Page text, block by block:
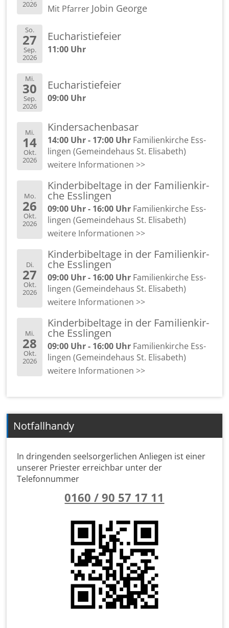
2026
Mit Pfar­rer Jobin Ge­or­ge
So.
27
Sep.
2026
Eu­cha­ris­tie­fei­er
11:00 Uhr
Mi.
30
Sep.
2026
Eu­cha­ris­tie­fei­er
09:00 Uhr
Mi.
14
Okt.
2026
Kin­der­sa­chen­ba­sar
14:00 Uhr - 17:00 Uhr Fa­mi­li­en­kir­che Ess­
lin­gen (Ge­mein­de­haus St. Eli­sa­beth)
wei­te­re In­for­ma­tio­nen >>
Mo.
26
Okt.
2026
Kin­der­bi­bel­ta­ge in der Fa­mi­li­en­kir­
che Ess­lin­gen
09:00 Uhr - 16:00 Uhr Fa­mi­li­en­kir­che Ess­
lin­gen (Ge­mein­de­haus St. Eli­sa­beth)
wei­te­re In­for­ma­tio­nen >>
Di.
27
Okt.
2026
Kin­der­bi­bel­ta­ge in der Fa­mi­li­en­kir­
che Ess­lin­gen
09:00 Uhr - 16:00 Uhr Fa­mi­li­en­kir­che Ess­
lin­gen (Ge­mein­de­haus St. Eli­sa­beth)
wei­te­re In­for­ma­tio­nen >>
Mi.
28
Okt.
2026
Kin­der­bi­bel­ta­ge in der Fa­mi­li­en­kir­
che Ess­lin­gen
09:00 Uhr - 16:00 Uhr Fa­mi­li­en­kir­che Ess­
lin­gen (Ge­mein­de­haus St. Eli­sa­beth)
wei­te­re In­for­ma­tio­nen >>
Notfallhandy
In dringenden seelsorgerlichen Anliegen ist einer
unserer Priester erreichbar unter der
Telefonnummer
0160 / 90 57 17 11